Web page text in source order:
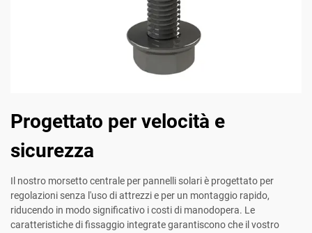
Progettato per velocità e
sicurezza
Il nostro morsetto centrale per pannelli solari è progettato per
regolazioni senza l'uso di attrezzi e per un montaggio rapido,
riducendo in modo significativo i costi di manodopera. Le
caratteristiche di fissaggio integrate garantiscono che il vostro